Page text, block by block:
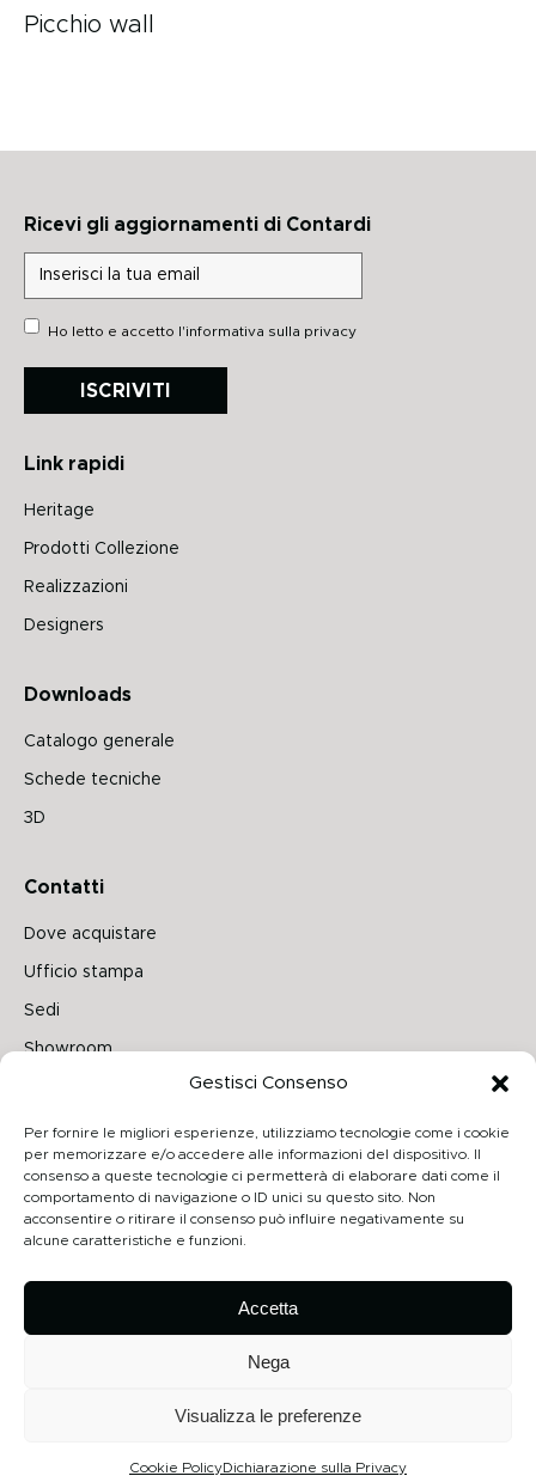
Gestisci Consenso
Per fornire le migliori esperienze, utilizziamo tecnologie come i cookie
per memorizzare e/o accedere alle informazioni del dispositivo. Il
consenso a queste tecnologie ci permetterà di elaborare dati come il
comportamento di navigazione o ID unici su questo sito. Non
acconsentire o ritirare il consenso può influire negativamente su
alcune caratteristiche e funzioni.
Accetta
Nega
Visualizza le preferenze
Cookie PolicyDichiarazione sulla Privacy
Picchio wall
Ricevi gli aggiornamenti di Contardi
Ho letto e accetto l'informativa sulla privacy
ISCRIVITI
Link rapidi
Heritage
Prodotti Collezione
Realizzazioni
Designers
Downloads
Catalogo generale
Schede tecniche
3D
Contatti
Dove acquistare
Ufficio stampa
Sedi
Showroom
Archiproducts
Privacy Policy
Credits